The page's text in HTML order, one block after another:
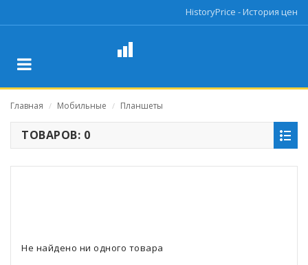
HistoryPrice - История цен
Главная / Мобильные / Планшеты
ТОВАРОВ: 0
Не найдено ни одного товара